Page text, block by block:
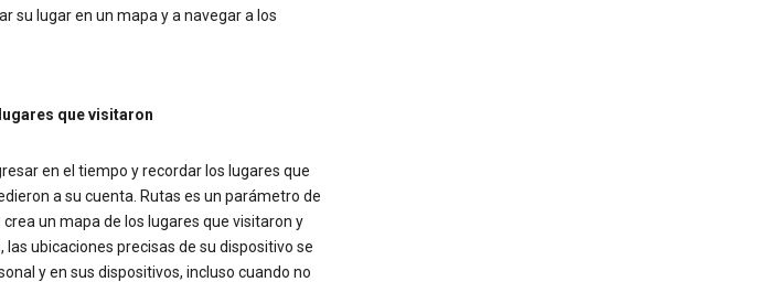
su lugar en un mapa y a navegar a los
que visitaron
en el tiempo y recordar los lugares que
a su cuenta. Rutas es un parámetro de
un mapa de los lugares que visitaron y
ubicaciones precisas de su dispositivo se
y en sus dispositivos, incluso cuando no